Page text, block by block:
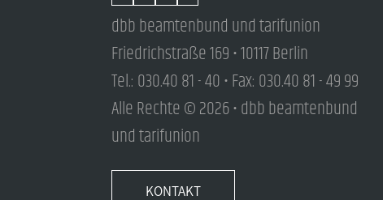
dbb beamtenbund und tarifunion
Friedrichstraße 169 • 10117 Berlin
Tel.: 030.40 81 - 40 • Fax: 030.40 81 - 49 99
Alle Rechte © 2026 • dbb beamtenbund
und tarifunion
KONTAKT